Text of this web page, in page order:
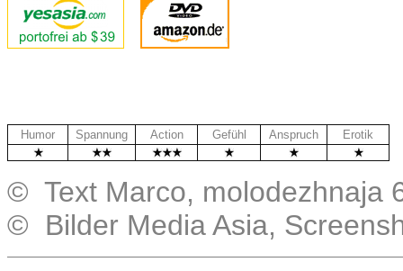
Humor Spannung Action Gefühl Anspruch Erotik
© Text Marco, molodezhnaja
© Bilder Media Asia,